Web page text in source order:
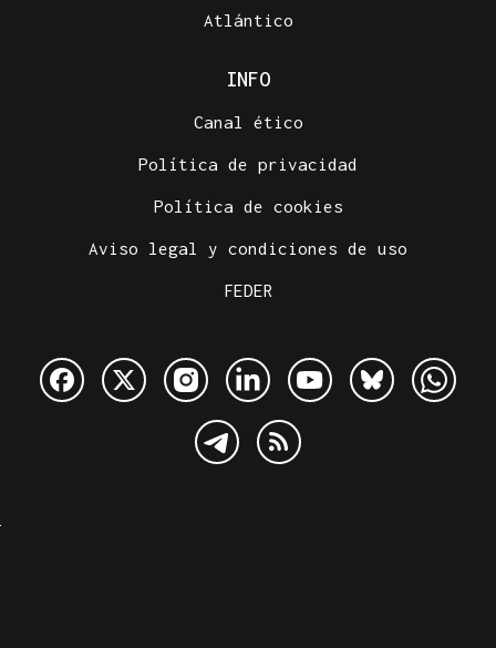
Atlántico
INFO
Canal ético
Política de privacidad
Política de cookies
Aviso legal y condiciones de uso
FEDER